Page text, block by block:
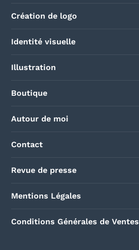
Création de logo
Identité visuelle
Illustration
Boutique
Autour de moi
Contact
Revue de presse
Mentions Légales
Conditions Générales de Ventes